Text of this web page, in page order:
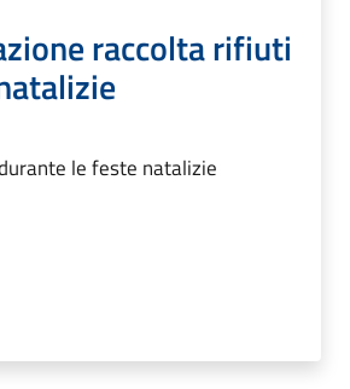
raccolta rifiuti
le feste natalizie